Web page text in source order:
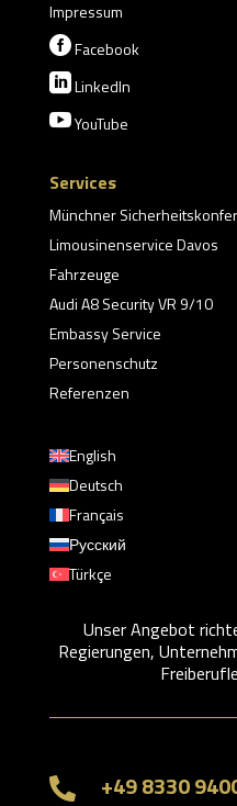
Impressum
Facebook
LinkedIn
YouTube
Services
Münchner
Limousinenservice Davos
Fahrzeuge
Audi A8 Security VR 9/10
Embassy Service
Personenschutz
Referenzen
English
Deutsch
Français
Русский
Türkçe
Unser Angebot
Regierungen,
 +49 8330